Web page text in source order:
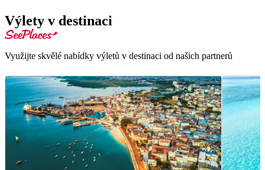
Výlety v destinaci
Využijte skvělé nabídky výletů v destinaci od našich partnerů